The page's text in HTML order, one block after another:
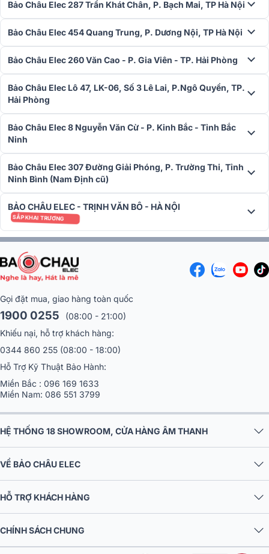
Khả năng đạt SPL tối đa 128 dB là điểm sáng nổi bật của loa cho
phép phát ra âm thanh cực kỳ mạnh mẽ mà vẫn đảm bảo độ rõ
ràng, sắc nét. Dù ở khoảng cách xa, bạn vẫn có thể cảm nhận được
âm thanh mạnh mẽ, chi tiết, mang đến trải nghiệm tuyệt vời cho
người nghe.
Công nghệ xử lý âm thanh hiện đại
LoaRCFKX 08-A được tích hợp hệ thống DSP (Digital Signal
Công nghệ FiRPHASE giúp giảm thiểu méo pha, mang đến âm thanh
trong trẻo, rõ ràng với độ chính xác cao. Mọi chi tiết âm thanh đều
được tái tạo một cách sắc nét, không có sự méo mó trong các dải
tần số.
Đặc biệt, Bass Motion Control (BMC) giúp loa xử lý âm bass sâu mà
Bảo Châu Elec 287 Trần Khát Chân, P. Bạch Mai, TP Hà Nội
Bảo Châu Elec 454 Quang Trung, P. Dương Nội, TP Hà Nội
Bảo Châu Elec 260 Văn Cao - P. Gia Viên - TP. Hải Phòng
Bảo Châu Elec Lô 47, LK-06, Số 3 Lê Lai, P.Ngô Quyền, TP.
Hải Phòng
Bảo Châu Elec 8 Nguyễn Văn Cừ - P. Kinh Bắc - Tỉnh Bắc
Ninh
Bảo Châu Elec 307 Đường Giải Phóng, P. Trường Thi, Tỉnh
Ninh Bình (Nam Định cũ)
BẢO CHÂU ELEC - TRỊNH VĂN BÔ - HÀ NỘI
SẮP KHAI TRƯƠNG
Gọi đặt mua, giao hàng toàn quốc
1900 0255
(08:00 - 21:00)
Khiếu nại, hỗ trợ khách hàng:
0344 860 255 (08:00 - 18:00)
Hỗ Trợ Kỹ Thuật Bảo Hành:
Miền Bắc : 096 169 1633
Miền Nam: 086 551 3799
HỆ THỐNG 18 SHOWROOM, CỬA HÀNG ÂM THANH
VỀ BẢO CHÂU ELEC
HỖ TRỢ KHÁCH HÀNG
CHÍNH SÁCH CHUNG